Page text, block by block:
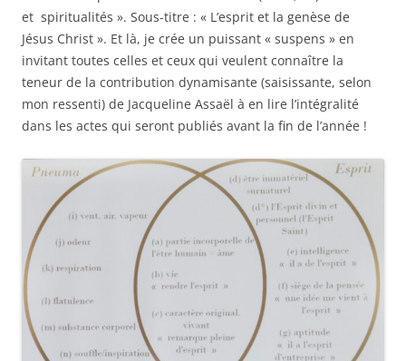
et spiritualités ». Sous-titre : « L’esprit et la genèse de
Jésus Christ ». Et là, je crée un puissant « suspens » en
invitant toutes celles et ceux qui veulent connaître la
teneur de la contribution dynamisante (saisissante, selon
mon ressenti) de Jacqueline Assaël à en lire l’intégralité
dans les actes qui seront publiés avant la fin de l’année !